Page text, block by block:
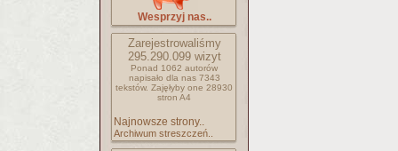
Wesprzyj nas..
Zarejestrowaliśmy
295.290.099wizyt
Ponad 1062 autorów
napisało dla nas 7343
tekstów. Zajęłyby one 28930
stron A4
Najnowsze strony..
Archiwum streszczeń..